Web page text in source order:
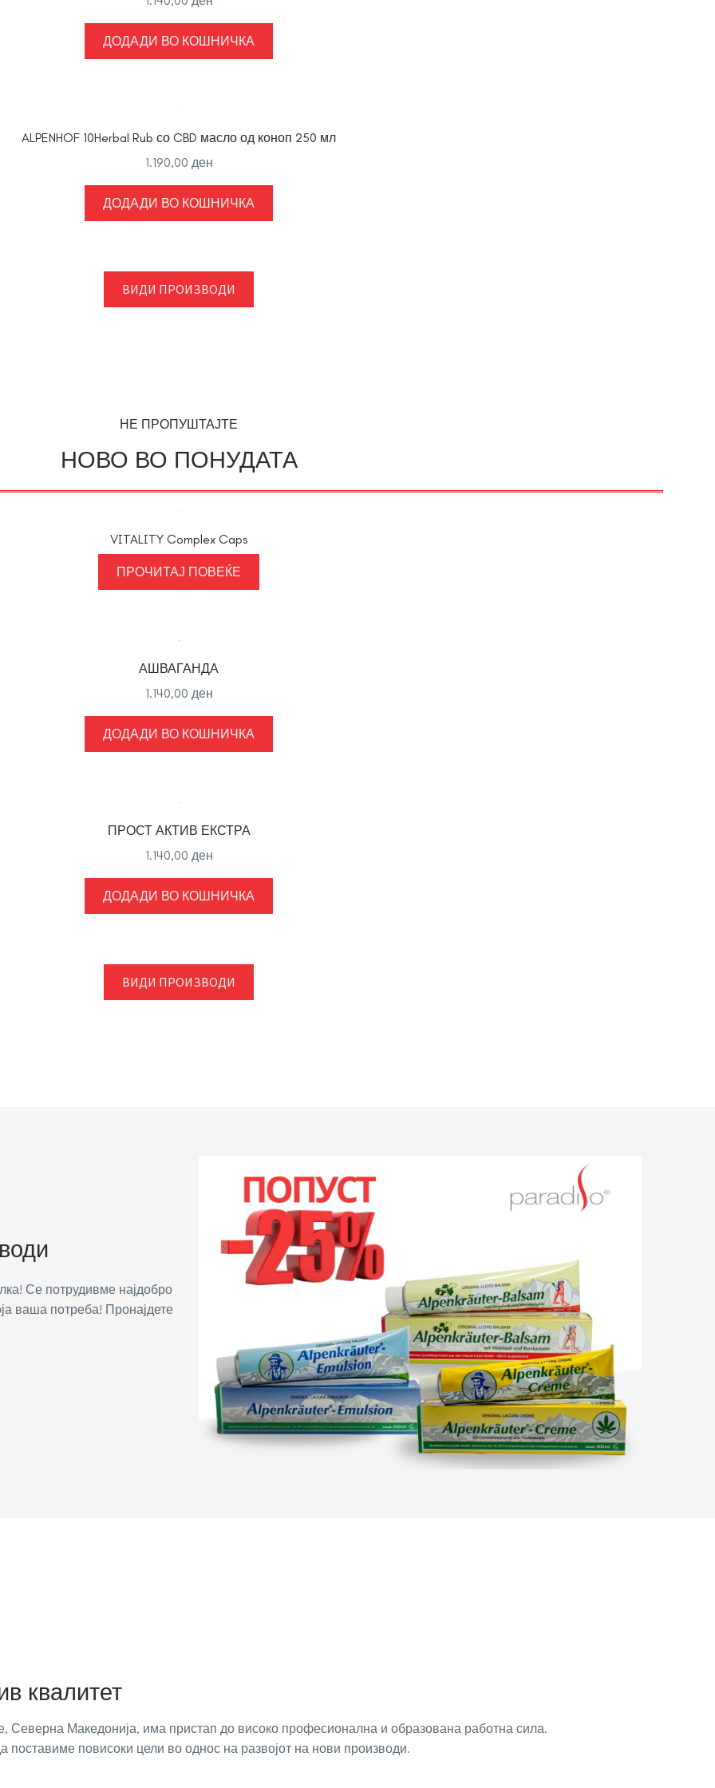
ДОДАДИ ВО КОШНИЧКА
ALPENHOF 10Herbal Rub со CBD масло од коноп 250 мл
1.190,00 ден
ДОДАДИ ВО КОШНИЧКА
ВИДИ ПРОИЗВОДИ
НЕ ПРОПУШТАЈТЕ
НОВО ВО ПОНУДАТА
VITALITY Complex Caps
ПРОЧИТАЈ ПОВЕЌЕ
АШВАГАНДА
1.140,00 ден
ДОДАДИ ВО КОШНИЧКА
ПРОСТ АКТИВ ЕКСТРА
1.140,00 ден
ДОДАДИ ВО КОШНИЧКА
ВИДИ ПРОИЗВОДИ
Се потрудивме најдобро
ваша потреба! Пронајдете
квалитет
Северна Македонија, има пристап до високо професионална и образована работна сила.
повисоки цели во однос на развојот на нови производи.